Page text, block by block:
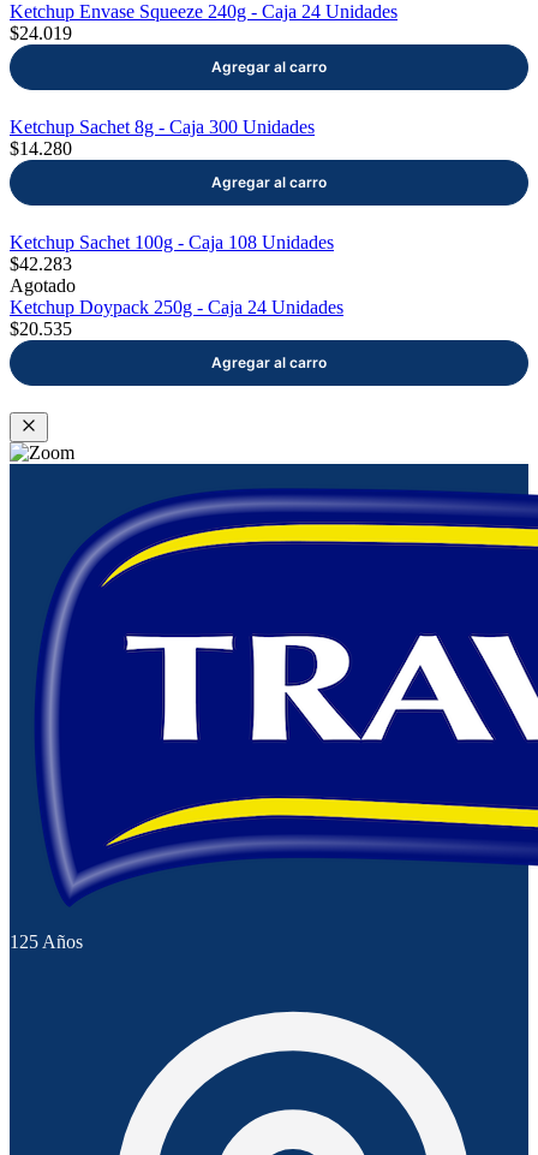
Ketchup Envase Squeeze 240g - Caja 24 Unidades
$24.019
Ketchup Sachet 8g - Caja 300 Unidades
$14.280
Ketchup Sachet 100g - Caja 108 Unidades
$42.283
Agotado
Ketchup Doypack 250g - Caja 24 Unidades
$20.535
125 Años